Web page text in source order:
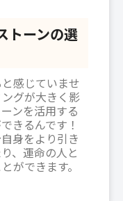
トーンの選
感じていませ
グが大きく影
ンを活用する
きるんです！
身をより引き
、運命の人と
ができます。